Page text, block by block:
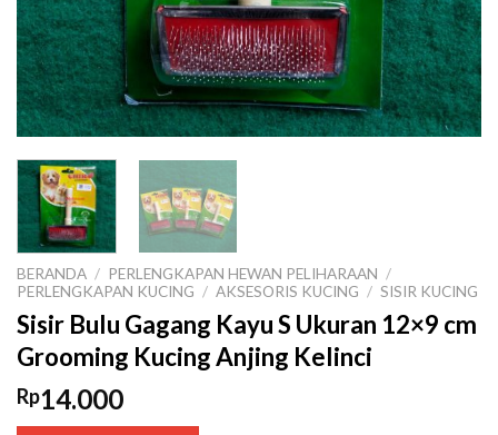
BERANDA / PERLENGKAPAN HEWAN PELIHARAAN /
PERLENGKAPAN KUCING / AKSESORIS KUCING / SISIR KUCING
Sisir Bulu Gagang Kayu S Ukuran 12×9 cm
Grooming Kucing Anjing Kelinci
Rp14.000